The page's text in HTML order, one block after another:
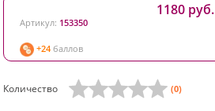
Артикул: 153350
+24 баллов
1180 руб.
Количество (0)